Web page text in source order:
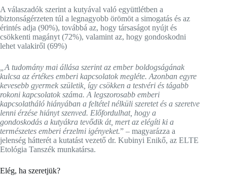
A válaszadók szerint a kutyával való együttlétben a
biztonságérzeten túl a legnagyobb örömöt a simogatás és az
érintés adja (90%), továbbá az, hogy társaságot nyújt és
csökkenti magányt (72%), valamint az, hogy gondoskodni
lehet valakiről (69%)
„A tudomány mai állása szerint az ember boldogságának
kulcsa az értékes emberi kapcsolatok megléte. Azonban egyre
kevesebb gyermek születik, így csökken a testvéri és tágabb
rokoni kapcsolatok száma. A legszorosabb emberi
kapcsolatháló hiányában a feltétel nélküli szeretet és a szeretve
lenni érzése hiányt szenved. Előfordulhat, hogy a
gondoskodás a kutyákra tevődik át, mert az elégíti ki a
természetes emberi érzelmi igényeket.” – magyarázza a
jelenség hátterét a kutatást vezető dr. Kubinyi Enikő, az ELTE
Etológia Tanszék munkatársa.
Elég, ha szeretjük?